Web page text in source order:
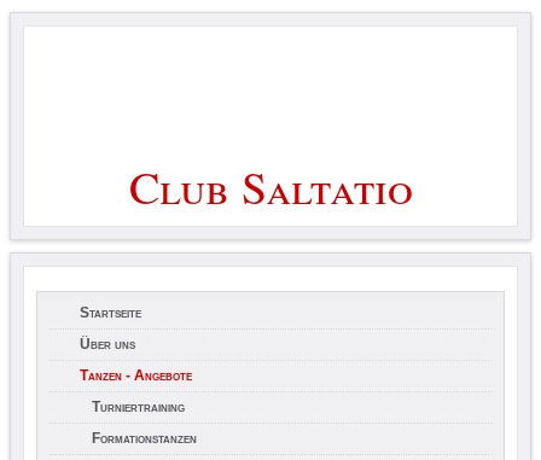
Startseite
Über uns
Tanzen - Angebote
Turniertraining
Formationstanzen